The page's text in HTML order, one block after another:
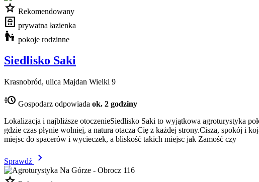
star Rekomendowany
bathroom prywatna łazienka
escalator_warning pokoje rodzinne
Siedlisko Saki
Krasnobród, ulica Majdan Wielki 9
acute Gospodarz odpowiada ok. 2 godziny
Lokalizacja i najbliższe otoczenieSiedlisko Saki to wyjątkowa agroturystyka
gdzie czas płynie wolniej, a natura otacza Cię z każdej strony.Cisza, spokój i
miejsc do spacerów i wycieczek, a bliskość takich miejsc jak Zamość czy
Sprawdź
chevron_right